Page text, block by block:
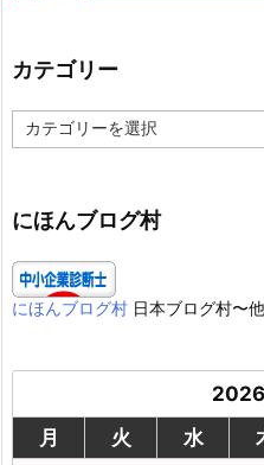
カテゴリー
テ
ー
にほんブログ村
にほんブログ村 日本ブログ村〜
月
火 水